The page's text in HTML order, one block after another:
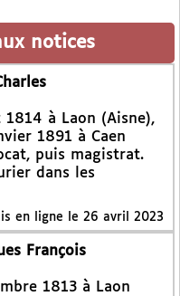
notices
à Laon (Aisne),
1891 à Caen
puis magistrat.
dans les
en ligne le 26 avril 2023
François
1813 à Laon